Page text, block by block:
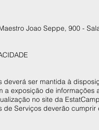
Joao Seppe, 900 -
ser mantida à
exposição de
no site da
Serviços deverão cumprir